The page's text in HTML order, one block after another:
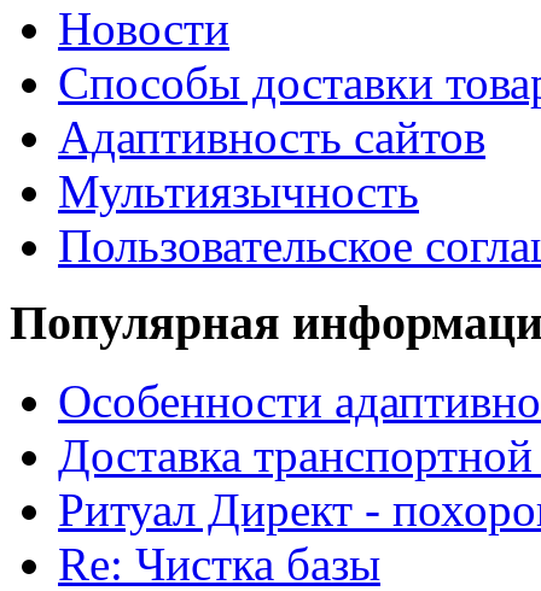
Новости
Способы доставки
Адаптивность сайтов
Мультиязычность
Пользовательское
Популярная
Особенности
Доставка
Ритуал Директ -
Re: Чистка базы